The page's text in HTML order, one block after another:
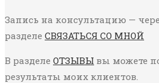
Запись на консультацию —
разделе СВЯЗАТЬСЯ СО МНОЙ
В разделе ОТЗЫВЫ вы можете
результаты моих клиентов.